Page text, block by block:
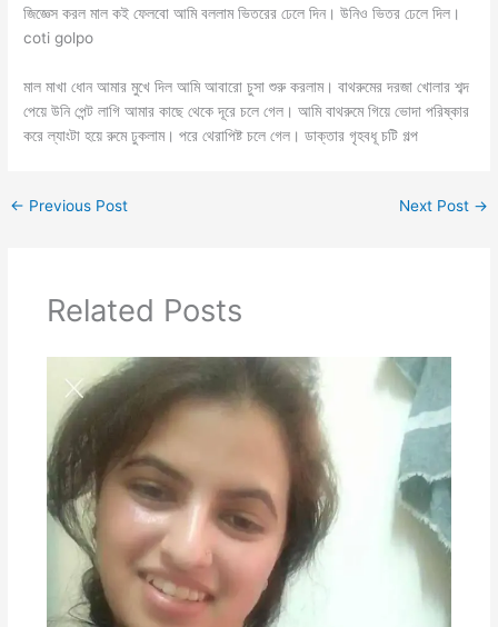
জিজ্ঞেস করল মাল কই ফেলবো আমি বললাম ভিতরের ঢেলে দিন। উনিও ভিতর ঢেলে দিল।
coti golpo
মাল মাখা ধোন আমার মুখে দিল আমি আবারো চুসা শুরু করলাম। বাথরুমের দরজা খোলার শব্দ
পেয়ে উনি পেন্ট লাগি আমার কাছে থেকে দূরে চলে গেল। আমি বাথরুমে গিয়ে ভোদা পরিষ্কার
করে ল্যাংটা হয়ে রুমে ঢুকলাম। পরে থেরাপিষ্ট চলে গেল। ডাক্তার গৃহবধূ চটি গল্প
← Previous Post Next Post →
Related Posts